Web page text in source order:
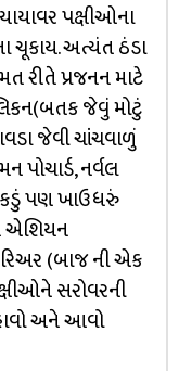
પક્ષીઓના
ચૂકાય. અત્યંત ઠંડા
રીતે પ્રજનન માટે
જેવું મોટું
જેવી ચાંચવાળું
પોચાર્ડ, નર્વલ
પણ ખાઉધરું
એશિયન
(બાજ ની એક
સરોવરની
અને આવો